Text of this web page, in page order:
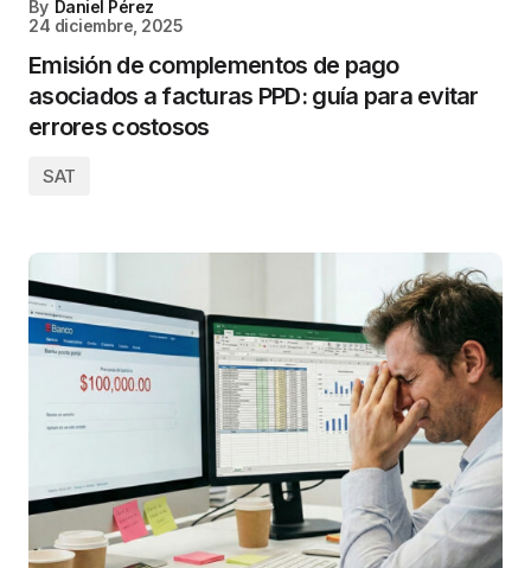
By Daniel Pérez
24 diciembre, 2025
Emisión de complementos de pago
asociados a facturas PPD: guía para evitar
errores costosos
SAT